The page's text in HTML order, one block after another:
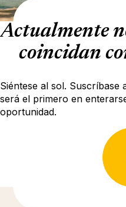
Actualmente
coincidan
Siéntese al sol. Suscríbase
será el primero en
oportunidad.